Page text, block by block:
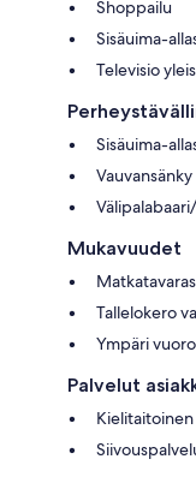
Shoppailu
Sisäuima-
Televisio
Sisäuima-
Mukavuudet
Tallelokero
Ympäri
Palvelut